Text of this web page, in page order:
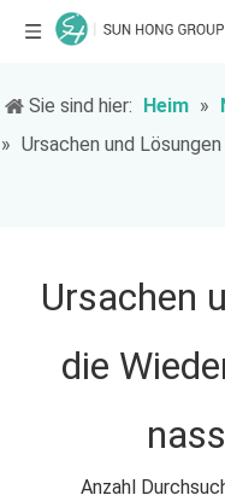
Sie sind hier: Heim »
» Ursachen und
Ursachen
die
Anzahl